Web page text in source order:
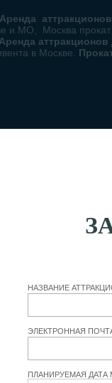
Аренда
и МО, Москва прокат
Аренда аттракционов
в Москве.
НАЗВАНИЕ
ЭЛЕКТРОННАЯ
ПЛАНИРУЕМАЯ